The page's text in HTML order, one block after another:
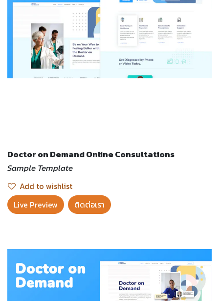
Doctor on Demand Online Consultations
Sample Template
Add to wishlist
Live Preview​
ติดต่อเรา